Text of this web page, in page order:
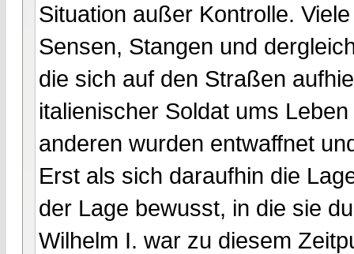
Situation außer Kontrolle.
Sensen, Stangen und
die sich auf den Straßen
italienischer Soldat ums
anderen wurden entwaffnet
Erst als sich daraufhin die
der Lage bewusst, in die sie
Wilhelm I. war zu diesem